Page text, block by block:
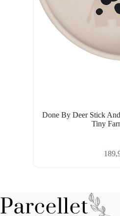
Done By Deer Stick
Tiny